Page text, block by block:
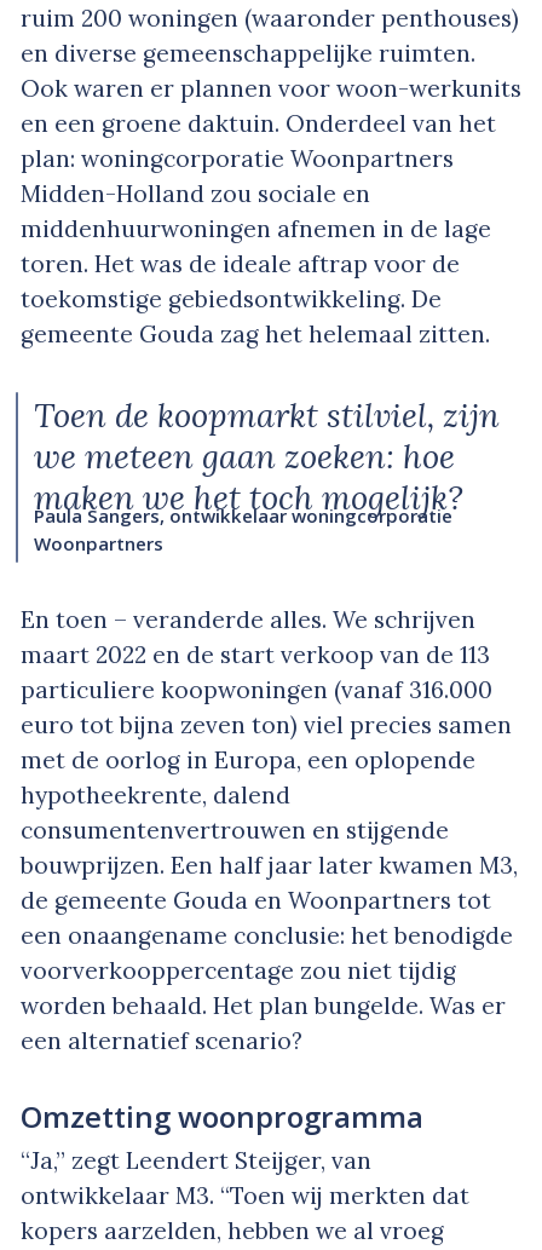
ruim 200 woningen (waaronder penthouses)
en diverse gemeenschappelijke ruimten.
Ook waren er plannen voor woon-werkunits
en een groene daktuin. Onderdeel van het
plan: woningcorporatie Woonpartners
Midden-Holland zou sociale en
middenhuurwoningen afnemen in de lage
toren. Het was de ideale aftrap voor de
toekomstige gebiedsontwikkeling. De
gemeente Gouda zag het helemaal zitten.
Toen de koopmarkt stilviel, zijn
we meteen gaan zoeken: hoe
maken we het toch mogelijk?
Paula Sangers, ontwikkelaar woningcorporatie
Woonpartners
En toen – veranderde alles. We schrijven
maart 2022 en de start verkoop van de 113
particuliere koopwoningen (vanaf 316.000
euro tot bijna zeven ton) viel precies samen
met de oorlog in Europa, een oplopende
hypotheekrente, dalend
consumentenvertrouwen en stijgende
bouwprijzen. Een half jaar later kwamen M3,
de gemeente Gouda en Woonpartners tot
een onaangename conclusie: het benodigde
voorverkooppercentage zou niet tijdig
worden behaald. Het plan bungelde. Was er
een alternatief scenario?
Omzetting woonprogramma
“Ja,” zegt Leendert Steijger, van
ontwikkelaar M3. “Toen wij merkten dat
kopers aarzelden, hebben we al vroeg